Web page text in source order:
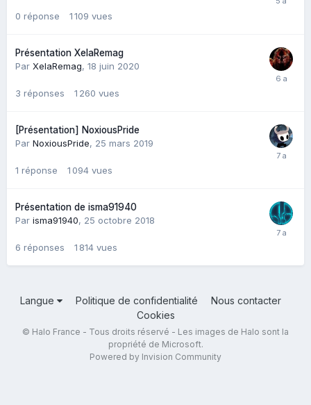
0 réponse 1 109 vues
Présentation XelaRemag
Par XelaRemag, 18 juin 2020
3 réponses 1 260 vues
[Présentation] NoxiousPride
Par NoxiousPride, 25 mars 2019
1 réponse 1 094 vues
Présentation de isma91940
Par isma91940, 25 octobre 2018
6 réponses 1 814 vues
Langue Politique de confidentialité
Nous contacter
Cookies
© Halo France - Tous droits réservé - Les images de Halo sont la
propriété de Microsoft.
Powered by Invision Community